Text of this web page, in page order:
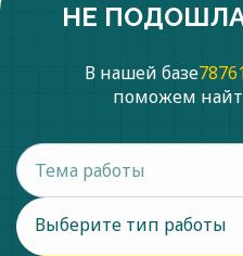
НЕ ПОДОШЛА
В нашей базе
поможем
Выберите тип работы